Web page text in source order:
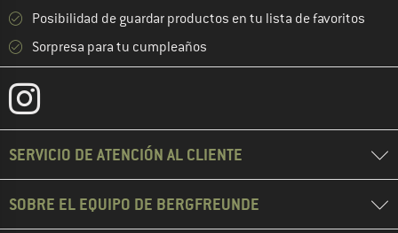
Posibilidad de guardar productos en tu lista de favoritos
Sorpresa para tu cumpleaños
SERVICIO DE ATENCIÓN AL CLIENTE
SOBRE EL EQUIPO DE BERGFREUNDE